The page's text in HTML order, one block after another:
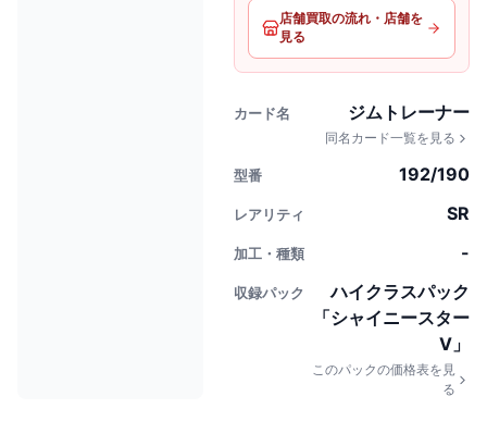
店舗買取の流れ・店舗を
見る
カード名 ジムトレーナー
同名カード一覧を見る
型番 192/190
レアリティ SR
加工・種類 -
収録パック
ハイクラスパック
「シャイニースター
V」
このパックの価格表を見
る